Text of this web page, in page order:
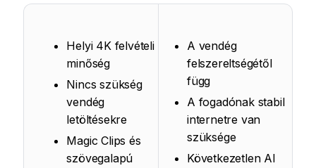
Helyi 4K felvételi
minőség
Nincs szükség
vendég
letöltésekre
Magic Clips és
szövegalapú
A vendég
felszereltségétől
függ
A fogadónak stabil
internetre van
szüksége
Következetlen AI